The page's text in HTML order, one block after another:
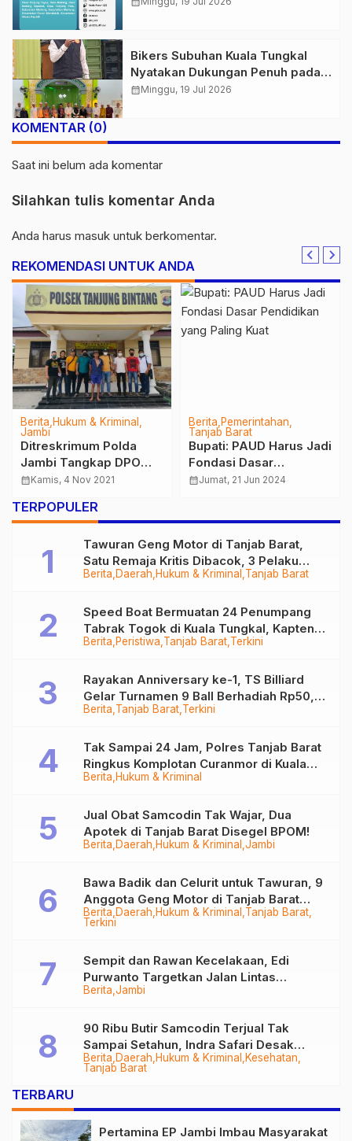
Bikers Subuhan Kuala Tungkal
Nyatakan Dukungan Penuh pada
Polres Tanjab Barat Berantas
calendar_monthMinggu, 19 Jul 2026
KOMENTAR (0)
Saat ini belum ada komentar
Silahkan tulis komentar Anda
Anda harus masuk untuk berkomentar.
REKOMENDASI UNTUK ANDA
Berita Hukum & Kriminal
Jambi
Ditreskrimum Polda
Jambi Tangkap DPO
Curas di Lampung
calendar_monthKamis, 4 Nov 2021
Berita Pemerintahan
Tanjab Barat
Bupati: PAUD Harus Jadi
Fondasi Dasar
Pendidikan yang Paling
calendar_monthJumat, 21 Jun 2024
TERPOPULER
Berita Daerah Hukum & Kriminal Tanjab Barat
Tawuran Geng Motor di Tanjab Barat,
Satu Remaja Kritis Dibacok, 3 Pelaku
Ditangkap
Berita Peristiwa Tanjab Barat Terkini
Speed Boat Bermuatan 24 Penumpang
Tabrak Togok di Kuala Tungkal, Kapten
Sempat Hilang
Berita Tanjab Barat Terkini
Rayakan Anniversary ke-1, TS Billiard
Gelar Turnamen 9 Ball Berhadiah Rp50,8
Juta
Berita Hukum & Kriminal
Tak Sampai 24 Jam, Polres Tanjab Barat
Ringkus Komplotan Curanmor di Kuala
Tungkal
Berita Daerah Hukum & Kriminal Jambi
Jual Obat Samcodin Tak Wajar, Dua
Apotek di Tanjab Barat Disegel BPOM!
Berita Daerah Hukum & Kriminal Tanjab Barat
Terkini
Bawa Badik dan Celurit untuk Tawuran, 9
Anggota Geng Motor di Tanjab Barat
Diringkus
Berita Jambi
Sempit dan Rawan Kecelakaan, Edi
Purwanto Targetkan Jalan Lintas
Tungkal-Jambi Mulus di 2028
Berita Daerah Hukum & Kriminal
Kesehatan
Tanjab Barat
90 Ribu Butir Samcodin Terjual Tak
Sampai Setahun, Indra Safari Desak
Audit Menyeluruh
TERBARU
Pertamina EP Jambi Imbau Masyarakat